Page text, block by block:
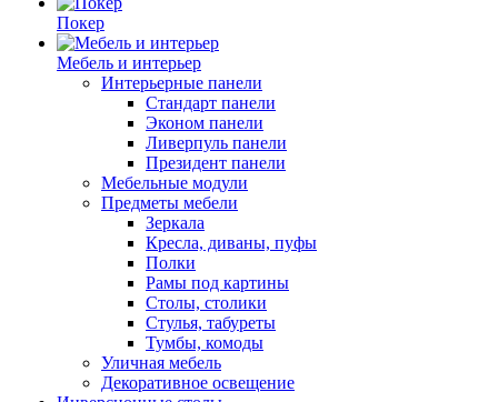
Покер
Мебель и интерьер
Интерьерные панели
Стандарт панели
Эконом панели
Ливерпуль панели
Президент панели
Мебельные модули
Предметы мебели
Зеркала
Кресла, диваны, пуфы
Полки
Рамы под картины
Столы, столики
Стулья, табуреты
Тумбы, комоды
Уличная мебель
Декоративное освещение